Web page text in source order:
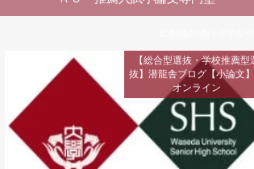
【総合型選抜・学校推薦型
抜】潜龍舎ブログ【小論文
オンライン